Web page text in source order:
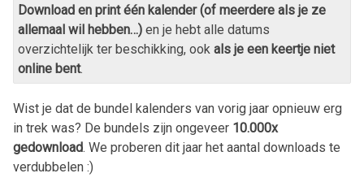
Download en print één kalender (of meerdere als je ze
allemaal wil hebben…) en je hebt alle datums
overzichtelijk ter beschikking, ook als je een keertje niet
online bent.
Wist je dat de bundel kalenders van vorig jaar opnieuw erg
in trek was? De bundels zijn ongeveer 10.000x
gedownload. We proberen dit jaar het aantal downloads te
verdubbelen :)